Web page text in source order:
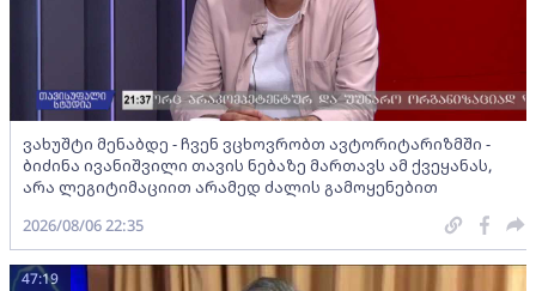
ვახუშტი მენაბდე - ჩვენ ვცხოვრობთ ავტორიტარიზმში -
ბიძინა ივანიშვილი თავის ნებაზე მართავს ამ ქვეყანას,
არა ლეგიტიმაციით არამედ ძალის გამოყენებით
2026/08/06 22:35
47:19